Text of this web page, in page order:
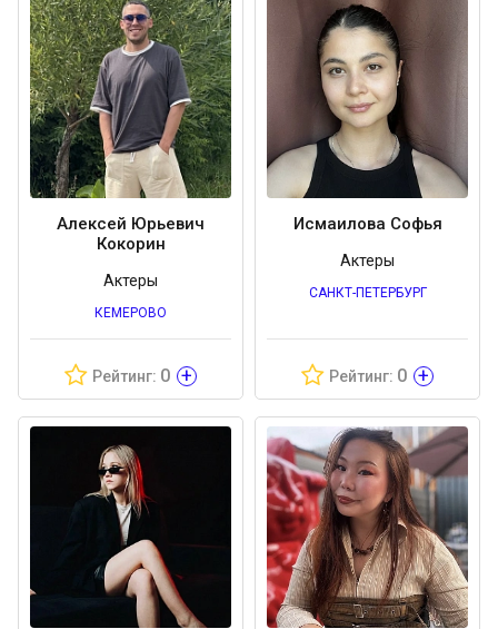
Алексей Юрьевич
Кокорин
Актеры
КЕМЕРОВО
Рейтинг: 0 +
Исмаилова Софья
Актеры
САНКТ-ПЕТЕРБУРГ
Рейтинг: 0 +